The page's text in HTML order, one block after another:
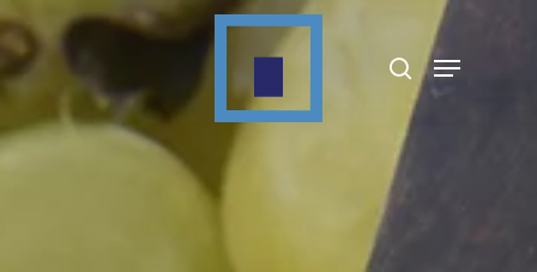
Appuyez sur Entrée pour rechercher ou sur
ESC pour fermer